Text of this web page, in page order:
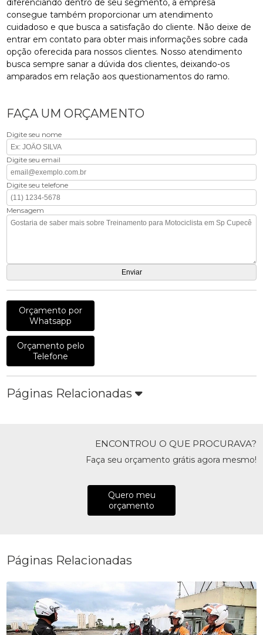
diferenciando dentro de seu segmento, a empresa
consegue também proporcionar um atendimento
cuidadoso e que busca a satisfação do cliente. Não deixe de
entrar em contato para obter mais informações sobre cada
opção oferecida para nossos clientes. Nosso atendimento
busca sempre sanar a dúvida dos clientes, deixando-os
amparados em relação aos questionamentos do ramo.
FAÇA UM ORÇAMENTO
Digite seu nome
Digite seu email
Digite seu telefone
Mensagem
Orçamento por
Whatsapp
Orçamento pelo
Telefone
Páginas Relacionadas
ENCONTROU O QUE PROCURAVA?
Faça seu orçamento grátis agora mesmo!
Quero meu
orçamento
Páginas Relacionadas